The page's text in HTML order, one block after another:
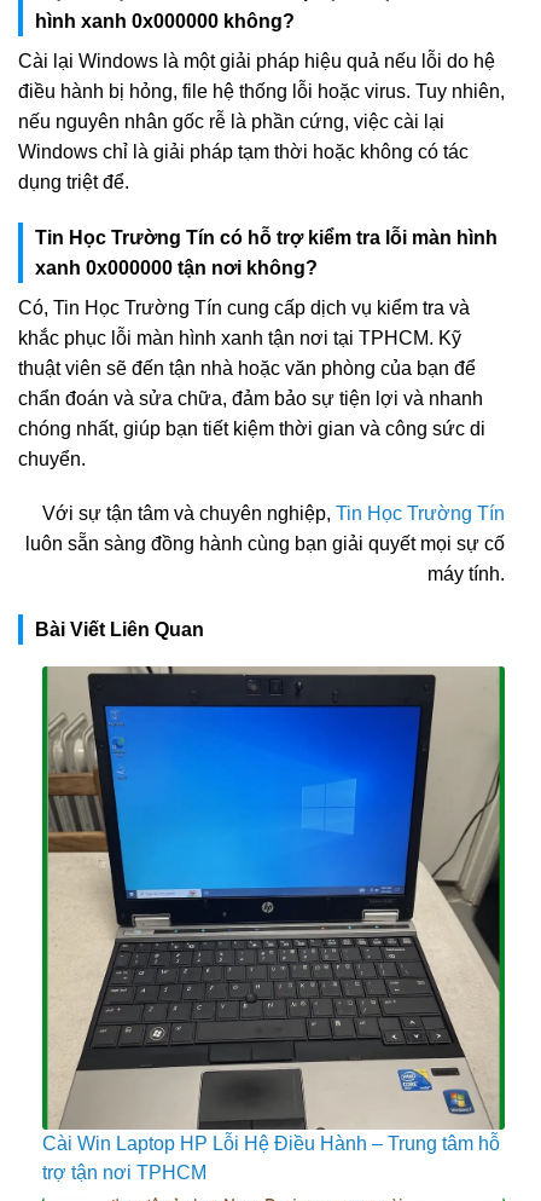
hình xanh 0x000000 không?
Cài lại Windows là một giải pháp hiệu quả nếu lỗi do hệ
điều hành bị hỏng, file hệ thống lỗi hoặc virus. Tuy nhiên,
nếu nguyên nhân gốc rễ là phần cứng, việc cài lại
Windows chỉ là giải pháp tạm thời hoặc không có tác
dụng triệt để.
Tin Học Trường Tín có hỗ trợ kiểm tra lỗi màn hình
xanh 0x000000 tận nơi không?
Có, Tin Học Trường Tín cung cấp dịch vụ kiểm tra và
khắc phục lỗi màn hình xanh tận nơi tại TPHCM. Kỹ
thuật viên sẽ đến tận nhà hoặc văn phòng của bạn để
chẩn đoán và sửa chữa, đảm bảo sự tiện lợi và nhanh
chóng nhất, giúp bạn tiết kiệm thời gian và công sức di
chuyển.
Với sự tận tâm và chuyên nghiệp, Tin Học Trường Tín
luôn sẵn sàng đồng hành cùng bạn giải quyết mọi sự cố
máy tính.
Bài Viết Liên Quan
Cài Win Laptop HP Lỗi Hệ Điều Hành – Trung tâm hỗ
trợ tận nơi TPHCM